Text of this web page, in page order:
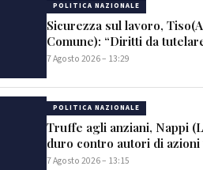
POLITICA NAZIONALE
Sicurezza sul lavoro,
Comune): “Diritti da
7 Agosto 2026 – 13:29
POLITICA NAZIONALE
Truffe agli anziani, Nappi
duro contro autori di azioni
7 Agosto 2026 – 13:15